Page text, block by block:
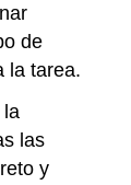
de
la tarea.
la
las
y